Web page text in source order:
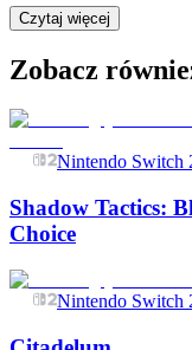
Czytaj więcej
Zobacz
Nintendo Switch
Shadow Tactics:
Choice
Nintendo Switch